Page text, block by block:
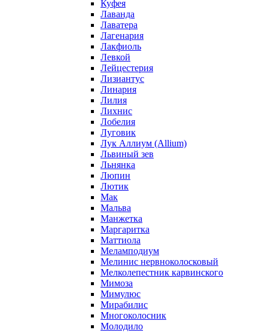
Куфея
Лаванда
Лаватера
Лагенария
Лакфиоль
Левкой
Лейцестерия
Лизиантус
Линария
Лилия
Лихнис
Лобелия
Луговик
Лук Аллиум (Allium)
Львиный зев
Льнянка
Люпин
Лютик
Мак
Мальва
Манжетка
Маргаритка
Маттиола
Меламподиум
Мелинис нервноколосковый
Мелколепестник карвинского
Мимоза
Мимулюс
Мирабилис
Многоколосник
Молодило